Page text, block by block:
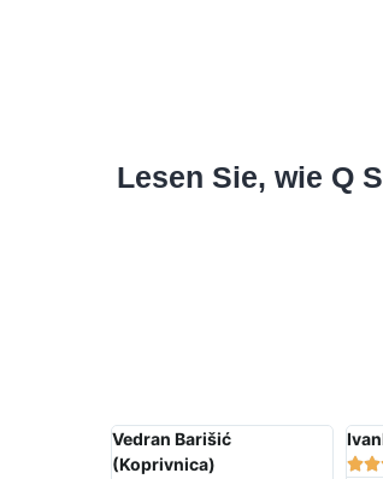
Lesen Sie, wie Q
Vedran Barišić
(Koprivnica)
